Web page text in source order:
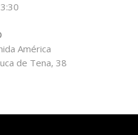
América
de Tena, 38